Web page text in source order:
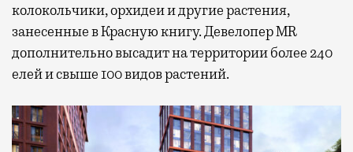
колокольчики, орхидеи и другие растения,
занесенные в Красную книгу. Девелопер MR
дополнительно высадит на территории более 240
елей и свыше 100 видов растений.